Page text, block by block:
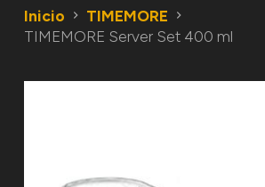
Inicio
TIMEMORE
TIMEMORE Server Set 400 ml